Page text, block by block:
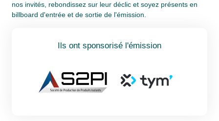
nos invités, rebondissez sur leur déclic et soyez présents en
billboard d'entrée et de sortie de l'émission.
Ils ont sponsorisé l'émission